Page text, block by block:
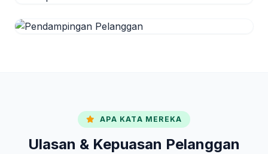
APA KATA MEREKA
Ulasan & Kepuasan Pelanggan